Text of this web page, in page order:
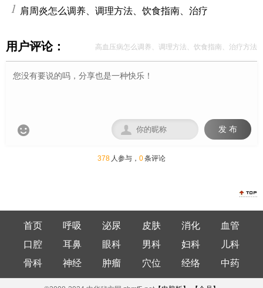
10肩周炎怎么调养、调理方法、饮食指南、治疗
用户评论： 高血压病怎么调养、调理方法、饮食指南、治疗方法
 发 布

378 人参与， 0条评论
首页 呼吸 泌尿 皮肤 消化
血管
口腔
耳鼻 眼科 男科 妇科
儿科
骨科
神经 肿瘤 穴位 经络 中药